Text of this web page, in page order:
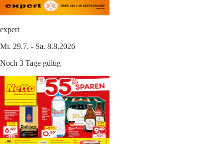
expert
Mi. 29.7. - Sa. 8.8.2026
Noch 3 Tage gültig